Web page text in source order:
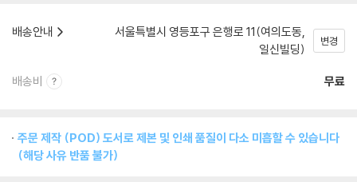
배송안내
서울특별시 영등포구 은행로 11(여의도동,
일신빌딩)
변경
배송비 무료
주문 제작 (POD) 도서로 제본 및 인쇄 품질이 다소 미흡할 수 있습니다
(해당 사유 반품 불가)